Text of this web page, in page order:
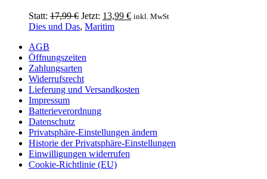
Statt: 17,99€ Ursprünglicher
Preis
Jetzt: 13,99 €Aktueller
inkl. MwSt
Dies und Das, Maritim
AGB
Öffnungszeiten
Zahlungsarten
Widerrufsrecht
Lieferung und Versandkosten
Impressum
Batterieverordnung
Datenschutz
Privatsphäre-Einstellungen ändern
Historie der Privatsphäre-Einstellungen
Einwilligungen widerrufen
Cookie-Richtlinie (EU)